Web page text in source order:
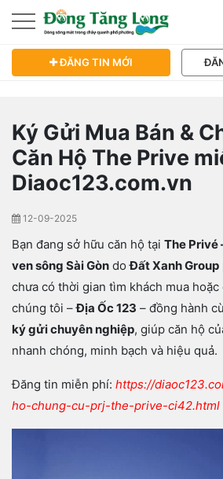
ĐĂNG TIN MỚI
Ký Gửi Mua Bán &
Căn Hộ The Prive
Diaoc123.com.vn
12-09-2025
Bạn đang sở hữu căn hộ tại The Privé
ven sông Sài Gòn doĐất Xanh Group
chưa có thời gian tìm khách mua
chúng tôi –Địa Ốc 123 – đồng hành
ký gửi chuyên nghiệp, giúp căn hộ
nhanh chóng, minh bạch và hiệu quả.
Đăng tin miễn phí: https://
ho-chung-cu-prj-the-prive-ci42.html